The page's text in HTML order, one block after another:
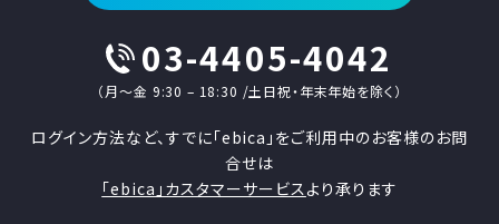
03-4405-4042
（月〜金 9:30 – 18:30 /土日祝・年末年始を除く）
ログイン方法など、すでに「ebica」をご利用中のお客様のお問
合せは
「ebica」カスタマーサービスより承ります